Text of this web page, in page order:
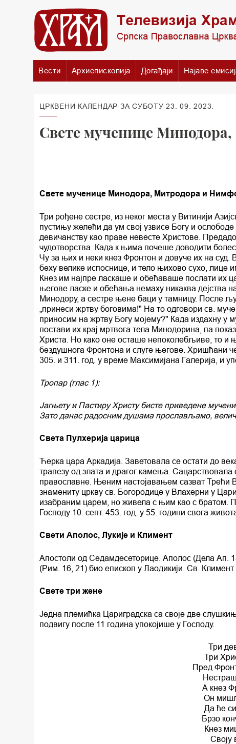
Вести Архиепископија Догађаји Најаве
ЦРКВЕНИ КАЛЕНДАР ЗА СУБОТУ 23. 09. 2023.
Свете мученице
Свете мученице Минодора, Митродора и
Три рођене сестре, из неког места у Витинији
пустињу желећи да ум свој узвисе Богу и
девичанству као праве невесте Христове.
чудотворства. Када к њима почеше доводити
Чу за њих и неки кнез Фронтон и довуче их на
беху велике испоснице, и тело њихово сухо,
Кнез им најпре ласкаше и обећаваше послати их
његове ласке и обећања немаху никаква дејства
Минодору, а сестре њене баци у тамницу. После
„принеси жртву боговима!" На то одговори св.
приносим на жртву Богу мојему?" Када издахну у
постави их крај мртвога тела Минодорина, па
Христа. Но како оне осташе непоколебљиве, то и
бездушнога Фронтона и слуге његове. Хришћани
305. и 311. год. у време Максимијана Галерија, и
Тропар (глас 1):
Јагњету и Пастиру Христу бисте приведене
Зато данас радосним душама прослављамо,
Света Пулхерија царица
Ћерка цара Аркадија. Заветовала се остати до
трапезу од злата и драгог камења.
православне. Њеним настојавањем сазват Трећи
знамениту цркву св. Богородице у Влахерни у
изабраним царем, но живела с њим као с братом.
Господу 10. септ. 453. год. у 55. години свога
Свети Аполос, Лукије и Климент
Апостоли од Седамдесеторице. Аполос (Дела Ап.
(Рим. 16, 21) био епископ у Лаодикији. Св. Климент
Свете три жене
Једна племићка Цариградска са своје две
подвигу после 11 година упокојише у Господу.
Три
Три
Пред
А кнез
Он
Да ће
Брзо
Кнез
Своју